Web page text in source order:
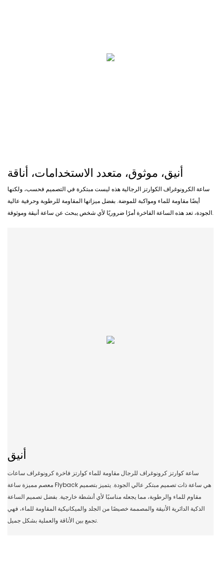
ساعة الكرونوغراف الكوارتز الرجالية هذه ليست مبتكرة في التصميم فحسب، ولكنها
أيضًا مقاومة للماء ومواكبة للموضة. بفضل ميزاتها المقاومة للرطوبة وحرفية عالية
الجودة، تعد هذه الساعة الفاخرة أمرًا ضروريًا لأي شخص يبحث عن ساعة أنيقة وموثوقة.
أنيق
ساعة كوارتز كرونوغراف للرجال مقاومة للماء كوارتز فاخرة كرونوغراف ساعات
معصم مميزة ساعة Flyback هي ساعة ذات تصميم مبتكر عالي الجودة. يتميز بتصميم
مقاوم للماء والرطوبة، مما يجعله مناسبًا لأي أنشطة خارجية. بفضل تصميم الساعة
الذكية الدائرية الأنيقة والمصممة خصيصًا من الجلد والميكانيكية المقاومة للماء، فهي
تجمع بين الأناقة والعملية بشكل جميل.